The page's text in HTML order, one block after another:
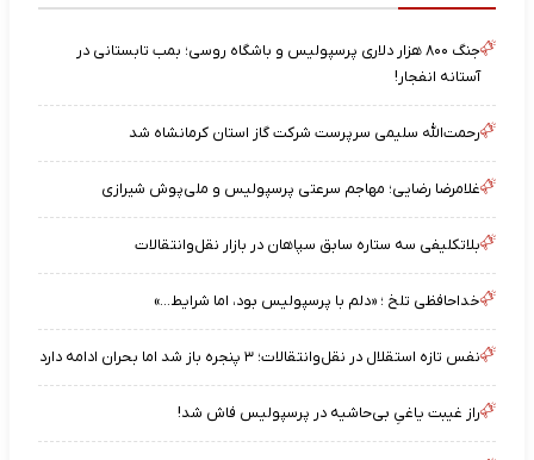
جنگ ۸۰۰ هزار دلاری پرسپولیس و باشگاه روسی؛ بمب تابستانی در
آستانه انفجار!
رحمت‌الله سلیمی سرپرست شرکت گاز استان کرمانشاه شد
غلامرضا رضایی؛ مهاجم سرعتی پرسپولیس و ملی‌پوش شیرازی
بلاتکلیفی سه ستاره سابق سپاهان در بازار نقل‌وانتقالات
خداحافظی تلخ ؛ «دلم با پرسپولیس بود، اما شرایط…»
نفس تازه استقلال در نقل‌وانتقالات؛ ۳ پنجره باز شد اما بحران ادامه دارد
راز غیبت یاغیِ بی‌حاشیه در پرسپولیس فاش شد!